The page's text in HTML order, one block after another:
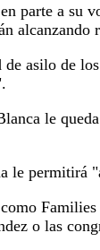
parte a su
alcanzando
asilo de
le
o las